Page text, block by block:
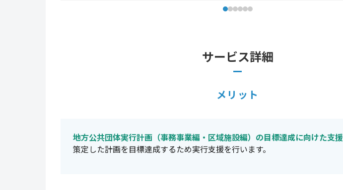
サービス詳細
メリット
地方公共団体実行計画（事務事業編・区域施設編）の目標達成に向けた支援
策定した計画を目標達成するため実行支援を行います。